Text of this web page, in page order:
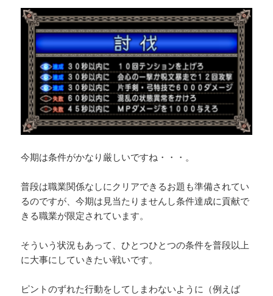
今期は条件がかなり厳しいですね・・・。
普段は職業関係なしにクリアできるお題も準備されてい
るのですが、今期は見当たりませんし条件達成に貢献で
きる職業が限定されています。
そういう状況もあって、ひとつひとつの条件を普段以上
に大事にしていきたい戦いです。
ピントのずれた行動をしてしまわないように（例えば